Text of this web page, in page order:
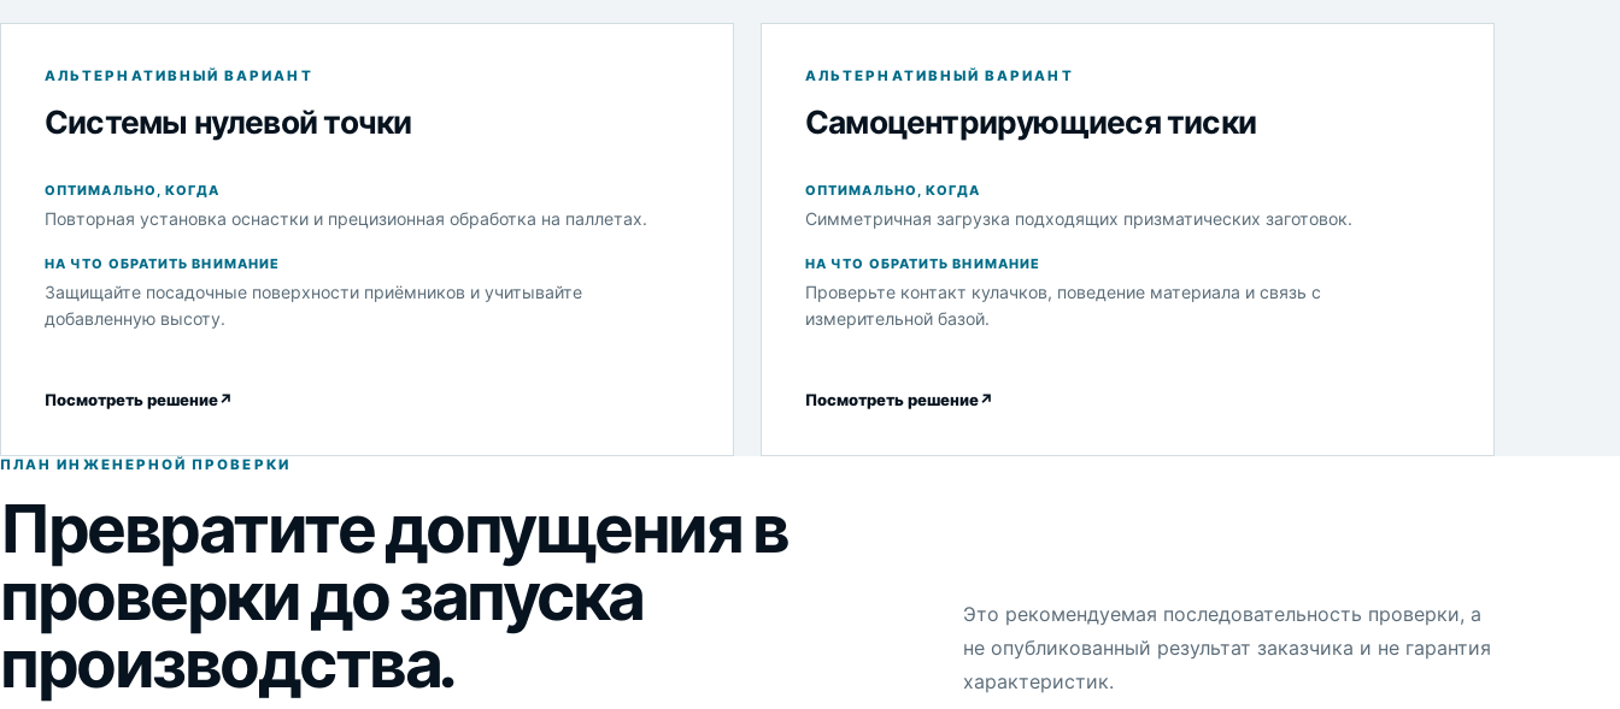
АЛЬТЕРНАТИВНЫЙ ВАРИАНТ
Системы нулевой точки
ОПТИМАЛЬНО, КОГДА
Повторная установка оснастки и прецизионная обработка на паллетах.
НА ЧТО ОБРАТИТЬ ВНИМАНИЕ
Защищайте посадочные поверхности приёмников и учитывайте
добавленную высоту.
Посмотреть решение↗
АЛЬТЕРНАТИВНЫЙ ВАРИАНТ
Самоцентрирующиеся тиски
ОПТИМАЛЬНО, КОГДА
Симметричная загрузка подходящих призматических заготовок.
НА ЧТО ОБРАТИТЬ ВНИМАНИЕ
Проверьте контакт кулачков, поведение материала и связь с
измерительной базой.
Посмотреть решение↗
ПЛАН ИНЖЕНЕРНОЙ ПРОВЕРКИ
Превратите допущения в
проверки до запуска
производства.
Это рекомендуемая последовательность проверки, а
не опубликованный результат заказчика и не гарантия
характеристик.